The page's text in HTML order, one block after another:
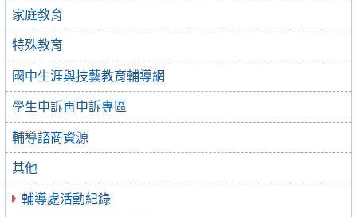
家庭教育
特殊教育
國中生涯與技藝教育輔導網
學生申訴再申訴專區
輔導諮商資源
其他
輔導處活動紀錄